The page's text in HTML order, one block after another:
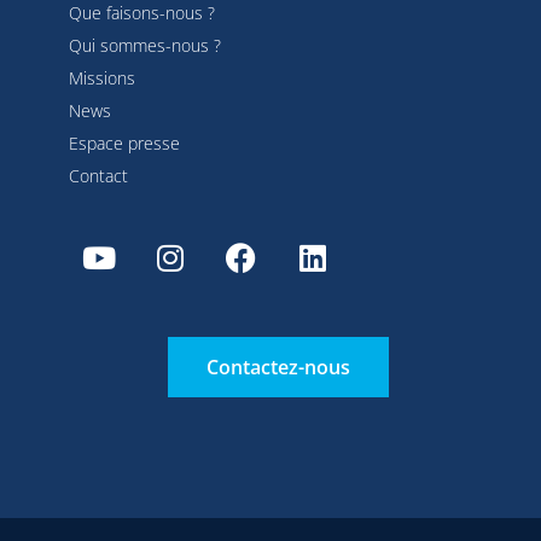
Que faisons-nous ?
Qui sommes-nous ?
Missions
News
Espace presse
Contact
Contactez-nous